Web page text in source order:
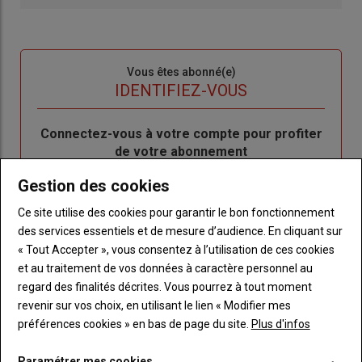
Vous êtes abonné(e)
IDENTIFIEZ-VOUS
Body
Connectez-vous à votre compte pour profiter
de votre abonnement
Lien
un
nouveau
compte"
Créer un nouveau compte
"Réinitialiser
votre
mot
de
passe"
Lien
"Je
me
connecte"
Je me connecte
Sous-
Vous n'êtes pas abonné(e)
Gestion des cookies
Ce site utilise des cookies pour garantir le bon fonctionnement
des services essentiels et de mesure d’audience. En cliquant sur
« Tout Accepter », vous consentez à l’utilisation de ces cookies
et au traitement de vos données à caractère personnel au
regard des finalités décrites. Vous pourrez à tout moment
revenir sur vos choix, en utilisant le lien « Modifier mes
préférences cookies » en bas de page du site. Plus d'infos